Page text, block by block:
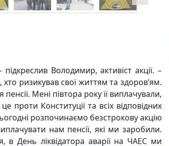
Володимир, активіст акції. –
ризикував свої життям та здоров’ям.
Мені півтора року її виплачували,
Конституції та всіх відповідних
розпочинаємо безстрокову акцію
нам пенсії, які ми заробили.
День ліквідатора аварії на ЧАЕС ми